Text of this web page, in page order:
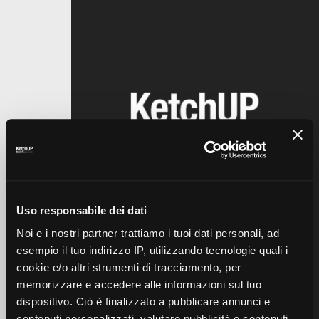
Uso responsabile dei dati
Noi e i nostri partner trattiamo i tuoi dati personali, ad
esempio il tuo indirizzo IP, utilizzando tecnologie quali i
cookie e/o altri strumenti di tracciamento, per
memorizzare e accedere alle informazioni sul tuo
dispositivo. Ciò è finalizzato a pubblicare annunci e
KetchupAdv
KetchupAdv
VARIOUS ASPECTS OF A CLIENT’S
info@ketchupadv.com